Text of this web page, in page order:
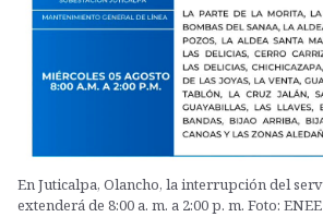
En Juticalpa, Olancho, la interrupción del
extenderá de 8:00 a. m. a 2:00 p. m. Foto: ENEE